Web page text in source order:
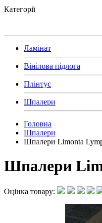
Категорії
Ламінат
Вінілова підлога
Плінтус
Шпалери
Головна
Шпалери
Шпалери Limonta
Шпалери
Оцінка товару: